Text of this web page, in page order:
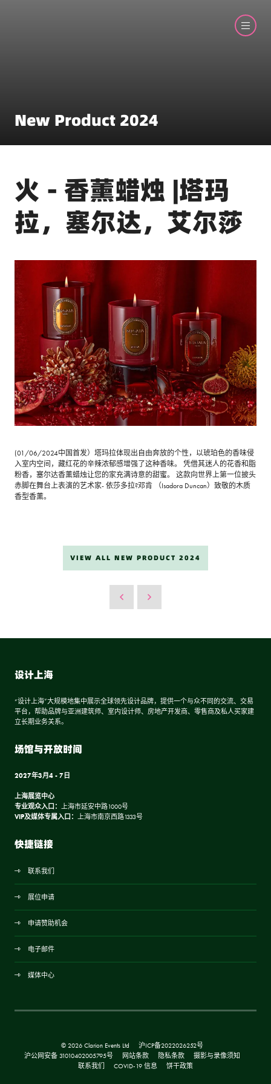
New Product 2024
火 - 香薰蜡烛 |塔玛
拉，塞尔达，艾尔莎
(01/06/2024中国首发）塔玛拉体现出自由奔放的个性，以琥珀色的香味侵
入室内空间，藏红花的辛辣浓郁感增强了这种香味。 凭借其迷人的花香和脂
粉香，塞尔达香薰蜡烛让您的家充满诗意的甜蜜。 这款向世界上第一位披头
赤脚在舞台上表演的艺术家- 依莎多拉?邓肯 （Isadora Duncan）致敬的木质
香型香薰。
VIEW ALL NEW PRODUCT 2024
设计上海
“设计上海”大规模地集中展示全球领先设计品牌，提供一个与众不同的交流、交易
平台，帮助品牌与亚洲建筑师、室内设计师、房地产开发商、零售商及私人买家建
立长期业务关系。
场馆与开放时间
2027年3月4 - 7日
上海展览中心
专业观众入口：
上海市延安中路1000号
VIP及媒体专属入口：
上海市南京西路1333号
快捷链接
联系我们
展位申请
申请赞助机会
电子邮件
媒体中心
© 2026 Clarion Events Ltd
沪ICP备2022026252号
沪公网安备 31010402005795号
网站条款 隐私条款
摄影与录像须知
联系我们
COVID-19 信息 饼干政策